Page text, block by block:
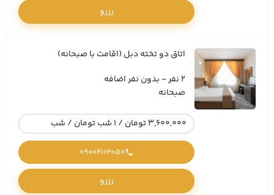
رزرو
اتاق دو تخته دبل (اقامت با صبحانه)
2 نفر - بدون نفر اضافه
صبحانه
3,600,000 تومان / 1 شب تومان / شب
09002102050
رزرو